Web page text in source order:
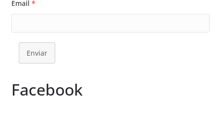
Email *
Enviar
Facebook